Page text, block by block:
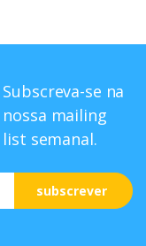
Subscreva-se na
nossa mailing
list semanal.
subscrever